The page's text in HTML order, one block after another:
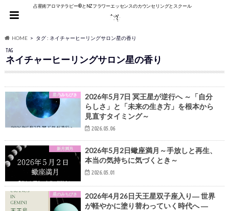
占星術アロマテラピー®︎とNZフラワーエッセンスのカウンセリングとスクール
HOME タグ : ネイチャーヒーリングサロン星の香り
TAG
ネイチャーヒーリングサロン星の香り
星のみちびき
2026年5月7日 冥王星が逆行へ ～「自分
らしさ」と「未来の生き方」を根本から
見直すタイミング～
2026.05.06
新月満月
2026年5月2日蠍座満月～手放しと再生、
本当の気持ちに気づくとき～
2026.05.01
星のみちびき
2026年4月26日天王星双子座入り― 世界
が軽やかに塗り替わっていく時代へ ―